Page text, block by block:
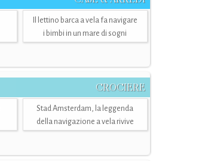
Il lettino barca a vela fa navigare
i bimbi in un mare di sogni
CROCIERE
Stad Amsterdam, la leggenda
della navigazione a vela rivive